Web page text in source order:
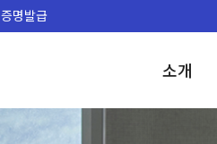
증명발급
소개